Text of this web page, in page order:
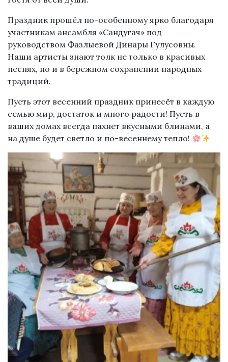
Праздник прошёл по-особенному ярко благодаря
участникам ансамбля «Сандугач» под
руководством Фазлыевой Динары Гулусовны.
Наши артисты знают толк не только в красивых
песнях, но и в бережном сохранении народных
традиций.
Пусть этот весенний праздник принесёт в каждую
семью мир, достаток и много радости! Пусть в
ваших домах всегда пахнет вкусными блинами, а
на душе будет светло и по-весеннему тепло!